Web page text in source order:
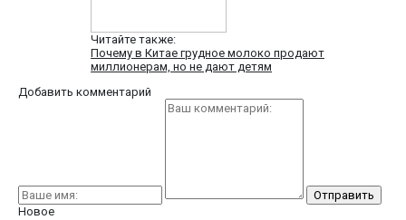
Читайте также:
Почему в Китае грудное молоко продают
миллионерам, но не дают детям
Добавить комментарий
Новое